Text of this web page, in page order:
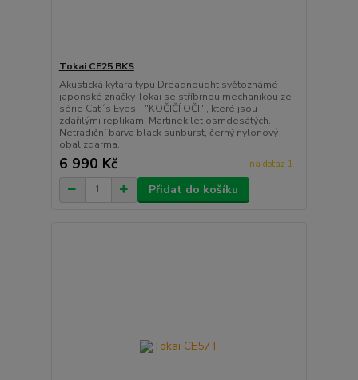
Tokai CE25 BKS
Akustická kytara typu Dreadnought světoznámé
japonské značky Tokai se stříbrnou mechanikou ze
série Cat´s Eyes - "KOČIČÍ OČI" , které jsou
zdařilými replikami Martinek let osmdesátých.
Netradiční barva black sunburst, černý nylonový
obal zdarma.
6 990 Kč na dotaz 1
Přidat do košíku